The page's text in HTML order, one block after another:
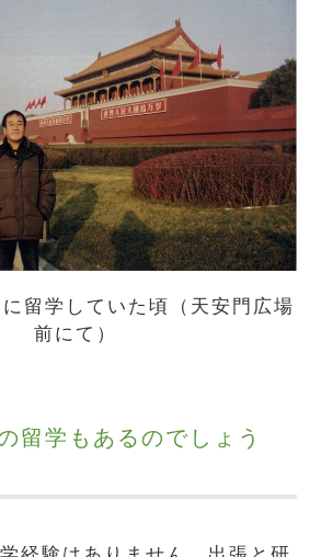
留学していた頃（天安門広場
前にて）
留学もあるのでしょう